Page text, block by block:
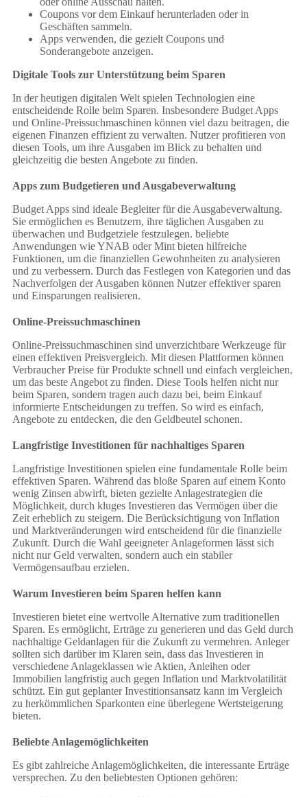
Coupons vor dem Einkauf herunterladen oder in
Geschäften sammeln.
Apps verwenden, die gezielt Coupons und
Sonderangebote anzeigen.
Digitale Tools zur Unterstützung beim Sparen
In der heutigen digitalen Welt spielen Technologien eine
entscheidende Rolle beim Sparen. Insbesondere Budget Apps
und Online-Preissuchmaschinen können viel dazu beitragen, die
eigenen Finanzen effizient zu verwalten. Nutzer profitieren von
diesen Tools, um ihre Ausgaben im Blick zu behalten und
gleichzeitig die besten Angebote zu finden.
Apps zum Budgetieren und Ausgabeverwaltung
Budget Apps sind ideale Begleiter für die Ausgabeverwaltung.
Sie ermöglichen es Benutzern, ihre täglichen Ausgaben zu
überwachen und Budgetziele festzulegen. beliebte
Anwendungen wie YNAB oder Mint bieten hilfreiche
Funktionen, um die finanziellen Gewohnheiten zu analysieren
und zu verbessern. Durch das Festlegen von Kategorien und das
Nachverfolgen der Ausgaben können Nutzer effektiver sparen
und Einsparungen realisieren.
Online-Preissuchmaschinen
Online-Preissuchmaschinen sind unverzichtbare Werkzeuge für
einen effektiven Preisvergleich. Mit diesen Plattformen können
Verbraucher Preise für Produkte schnell und einfach vergleichen,
um das beste Angebot zu finden. Diese Tools helfen nicht nur
beim Sparen, sondern tragen auch dazu bei, beim Einkauf
informierte Entscheidungen zu treffen. So wird es einfach,
Angebote zu entdecken, die den Geldbeutel schonen.
Langfristige Investitionen für nachhaltiges Sparen
Langfristige Investitionen spielen eine fundamentale Rolle beim
effektiven Sparen. Während das bloße Sparen auf einem Konto
wenig Zinsen abwirft, bieten gezielte Anlagestrategien die
Möglichkeit, durch kluges Investieren das Vermögen über die
Zeit erheblich zu steigern. Die Berücksichtigung von Inflation
und Marktveränderungen wird entscheidend für die finanzielle
Zukunft. Durch die Wahl geeigneter Anlageformen lässt sich
nicht nur Geld verwalten, sondern auch ein stabiler
Vermögensaufbau erzielen.
Warum Investieren beim Sparen helfen kann
Investieren bietet eine wertvolle Alternative zum traditionellen
Sparen. Es ermöglicht, Erträge zu generieren und das Geld durch
nachhaltige Geldanlagen für die Zukunft zu vermehren. Anleger
sollten sich darüber im Klaren sein, dass das Investieren in
verschiedene Anlageklassen wie Aktien, Anleihen oder
Immobilien langfristig auch gegen Inflation und Marktvolatilität
schützt. Ein gut geplanter Investitionsansatz kann im Vergleich
zu herkömmlichen Sparkonten eine überlegene Wertsteigerung
bieten.
Beliebte Anlagemöglichkeiten
Es gibt zahlreiche Anlagemöglichkeiten, die interessante Erträge
versprechen. Zu den beliebtesten Optionen gehören: